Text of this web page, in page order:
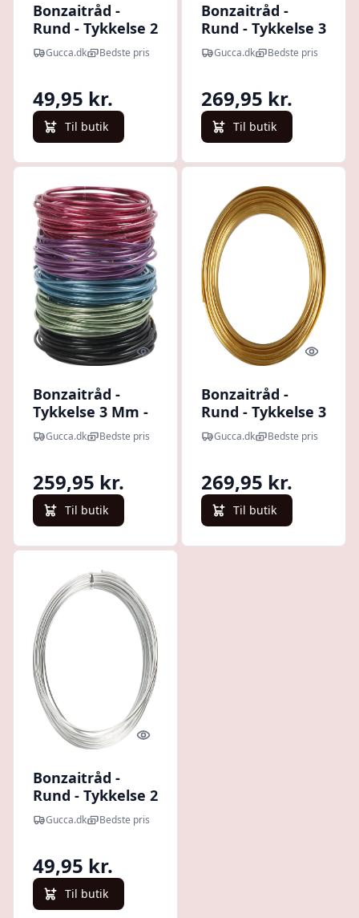
Bonzaitråd -
Rund - Tykkelse 2
Mm - Sort - 10 M
Gucca.dk Bedste pris
49,95 kr.
Til butik
Bonzaitråd -
Rund - Tykkelse 3
Mm - Sølv - 29 M
Gucca.dk Bedste pris
269,95 kr.
Til butik
Quick look
Bonzaitråd -
Tykkelse 3 Mm -
Assorterede
Farver - 5x5 M
Gucca.dk Bedste pris
259,95 kr.
Til butik
Quick
Bonzaitråd -
Rund - Tykkelse 3
Mm - Guld - 29 M
Gucca.dk Bedste pris
269,95 kr.
Til butik
Quick look
Bonzaitråd -
Rund - Tykkelse 2
Mm - Sølv - 10 M
Gucca.dk Bedste pris
49,95 kr.
Til butik